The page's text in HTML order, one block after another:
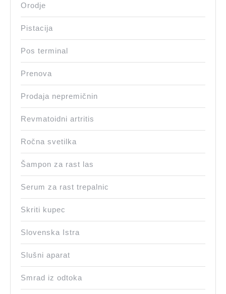
Orodje
Pistacija
Pos terminal
Prenova
Prodaja nepremičnin
Revmatoidni artritis
Ročna svetilka
Šampon za rast las
Serum za rast trepalnic
Skriti kupec
Slovenska Istra
Slušni aparat
Smrad iz odtoka